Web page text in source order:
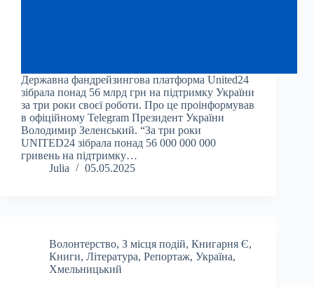
Державна фандрейзингова платформа United24
зібрала понад 56 млрд грн на підтримку України
за три роки своєї роботи. Про це проінформував
в офіційному Telegram Президент України
Володимир Зеленський. “За три роки
UNITED24 зібрала понад 56 000 000 000
гривень на підтримку…
Julia
05.05.2025
Волонтерство, З місця подій, Книгарня Є,
Книги, Література, Репортаж, Україна,
Хмельницький